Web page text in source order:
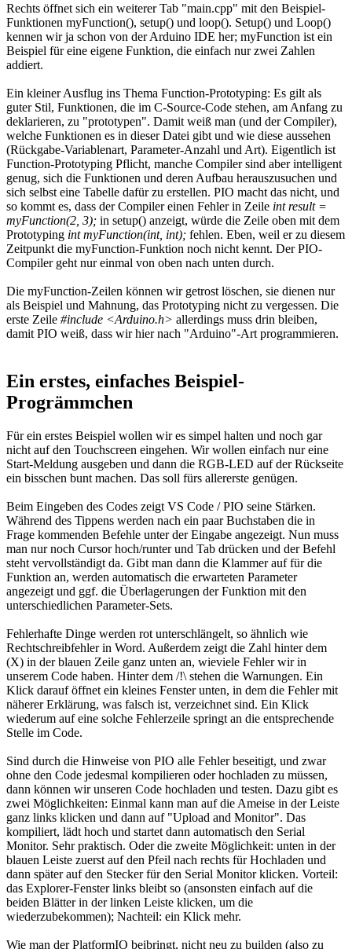
Rechts öffnet sich ein weiterer Tab "main.cpp" mit den Beispiel-
Funktionen myFunction(), setup() und loop(). Setup() und Loop()
kennen wir ja schon von der Arduino IDE her; myFunction ist ein
Beispiel für eine eigene Funktion, die einfach nur zwei Zahlen
addiert.
Ein kleiner Ausflug ins Thema Function-Prototyping: Es gilt als
guter Stil, Funktionen, die im C-Source-Code stehen, am Anfang zu
deklarieren, zu "prototypen". Damit weiß man (und der Compiler),
welche Funktionen es in dieser Datei gibt und wie diese aussehen
(Rückgabe-Variablenart, Parameter-Anzahl und Art). Eigentlich ist
Function-Prototyping Pflicht, manche Compiler sind aber intelligent
genug, sich die Funktionen und deren Aufbau herauszusuchen und
sich selbst eine Tabelle dafür zu erstellen. PIO macht das nicht, und
so kommt es, dass der Compiler einen Fehler in Zeile int result =
myFunction(2, 3); in setup() anzeigt, würde die Zeile oben mit dem
Prototyping int myFunction(int, int); fehlen. Eben, weil er zu diesem
Zeitpunkt die myFunction-Funktion noch nicht kennt. Der PIO-
Compiler geht nur einmal von oben nach unten durch.
Die myFunction-Zeilen können wir getrost löschen, sie dienen nur
als Beispiel und Mahnung, das Prototyping nicht zu vergessen. Die
erste Zeile #include <Arduino.h> allerdings muss drin bleiben,
damit PIO weiß, dass wir hier nach "Arduino"-Art programmieren.
Ein erstes, einfaches Beispiel-
Progrämmchen
Für ein erstes Beispiel wollen wir es simpel halten und noch gar
nicht auf den Touchscreen eingehen. Wir wollen einfach nur eine
Start-Meldung ausgeben und dann die RGB-LED auf der Rückseite
ein bisschen bunt machen. Das soll fürs allererste genügen.
Beim Eingeben des Codes zeigt VS Code / PIO seine Stärken.
Während des Tippens werden nach ein paar Buchstaben die in
Frage kommenden Befehle unter der Eingabe angezeigt. Nun muss
man nur noch Cursor hoch/runter und Tab drücken und der Befehl
steht vervollständigt da. Gibt man dann die Klammer auf für die
Funktion an, werden automatisch die erwarteten Parameter
angezeigt und ggf. die Überlagerungen der Funktion mit den
unterschiedlichen Parameter-Sets.
Fehlerhafte Dinge werden rot unterschlängelt, so ähnlich wie
Rechtschreibfehler in Word. Außerdem zeigt die Zahl hinter dem
(X) in der blauen Zeile ganz unten an, wieviele Fehler wir in
unserem Code haben. Hinter dem /!\ stehen die Warnungen. Ein
Klick darauf öffnet ein kleines Fenster unten, in dem die Fehler mit
näherer Erklärung, was falsch ist, verzeichnet sind. Ein Klick
wiederum auf eine solche Fehlerzeile springt an die entsprechende
Stelle im Code.
Sind durch die Hinweise von PIO alle Fehler beseitigt, und zwar
ohne den Code jedesmal kompilieren oder hochladen zu müssen,
dann können wir unseren Code hochladen und testen. Dazu gibt es
zwei Möglichkeiten: Einmal kann man auf die Ameise in der Leiste
ganz links klicken und dann auf "Upload and Monitor". Das
kompiliert, lädt hoch und startet dann automatisch den Serial
Monitor. Sehr praktisch. Oder die zweite Möglichkeit: unten in der
blauen Leiste zuerst auf den Pfeil nach rechts für Hochladen und
dann später auf den Stecker für den Serial Monitor klicken. Vorteil:
das Explorer-Fenster links bleibt so (ansonsten einfach auf die
beiden Blätter in der linken Leiste klicken, um die
wiederzubekommen); Nachteil: ein Klick mehr.
Wie man der PlatformIO beibringt, nicht neu zu builden (also zu